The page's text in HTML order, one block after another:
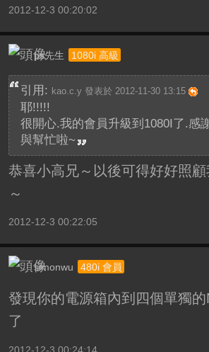
2012-12-3 00:20:02
ps先生 1080i 高級
引用: kao.c.y 發表於 2012-11-30 13:15
耶!!!!!
很開心.我的會員升級到1080I了.感
與幫忙啦~
恭喜小高兄～以後可得好好照
～
2012-12-3 00:22:05
simonwu 480i 會員
發現你的電源箱內到四個單獨
了
2012-12-3 00:24:14